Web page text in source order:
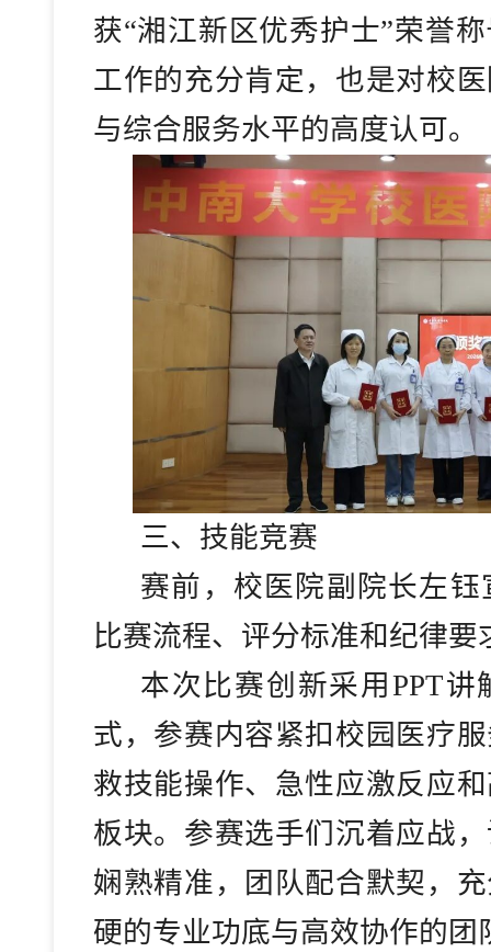
获“湘江新区优秀护士”荣誉
工作的充分肯定，也是对校
与综合服务水平的高度认可。
三、 技能竞赛
赛前，校医院副院长左
比赛流程、评分标准和纪律
本次比赛创新采用 PPT讲
式，参赛内容紧扣校园医疗
救技能操作、急性应激反应
板块。参赛选手们沉着应战
娴熟精准，团队配合默契，
硬的专业功底与高效协作的团